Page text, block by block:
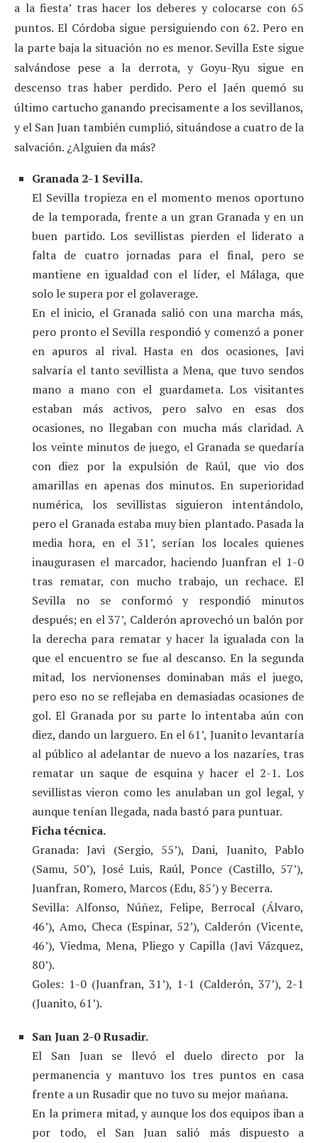
a la fiesta’ tras hacer los deberes y colocarse con 65
puntos. El Córdoba sigue persiguiendo con 62. Pero en
la parte baja la situación no es menor. Sevilla Este sigue
salvándose pese a la derrota, y Goyu-Ryu sigue en
descenso tras haber perdido. Pero el Jaén quemó su
último cartucho ganando precisamente a los sevillanos,
y el San Juan también cumplió, situándose a cuatro de la
salvación. ¿Alguien da más?
Granada 2-1 Sevilla.
El Sevilla tropieza en el momento menos oportuno
de la temporada, frente a un gran Granada y en un
buen partido. Los sevillistas pierden el liderato a
falta de cuatro jornadas para el final, pero se
mantiene en igualdad con el líder, el Málaga, que
solo le supera por el golaverage.
En el inicio, el Granada salió con una marcha más,
pero pronto el Sevilla respondió y comenzó a poner
en apuros al rival. Hasta en dos ocasiones, Javi
salvaría el tanto sevillista a Mena, que tuvo sendos
mano a mano con el guardameta. Los visitantes
estaban más activos, pero salvo en esas dos
ocasiones, no llegaban con mucha más claridad. A
los veinte minutos de juego, el Granada se quedaría
con diez por la expulsión de Raúl, que vio dos
amarillas en apenas dos minutos. En superioridad
numérica, los sevillistas siguieron intentándolo,
pero el Granada estaba muy bien plantado. Pasada la
media hora, en el 31’, serían los locales quienes
inaugurasen el marcador, haciendo Juanfran el 1-0
tras rematar, con mucho trabajo, un rechace. El
Sevilla no se conformó y respondió minutos
después; en el 37’, Calderón aprovechó un balón por
la derecha para rematar y hacer la igualada con la
que el encuentro se fue al descanso. En la segunda
mitad, los nervionenses dominaban más el juego,
pero eso no se reflejaba en demasiadas ocasiones de
gol. El Granada por su parte lo intentaba aún con
diez, dando un larguero. En el 61’, Juanito levantaría
al público al adelantar de nuevo a los nazaríes, tras
rematar un saque de esquina y hacer el 2-1. Los
sevillistas vieron como les anulaban un gol legal, y
aunque tenían llegada, nada bastó para puntuar.
Ficha técnica.
Granada: Javi (Sergio, 55’), Dani, Juanito, Pablo
(Samu, 50’), José Luis, Raúl, Ponce (Castillo, 57’),
Juanfran, Romero, Marcos (Edu, 85’) y Becerra.
Sevilla: Alfonso, Núñez, Felipe, Berrocal (Álvaro,
46’), Amo, Checa (Espinar, 52’), Calderón (Vicente,
46’), Viedma, Mena, Pliego y Capilla (Javi Vázquez,
80’).
Goles: 1-0 (Juanfran, 31’), 1-1 (Calderón, 37’), 2-1
(Juanito, 61’).
San Juan 2-0 Rusadir.
El San Juan se llevó el duelo directo por la
permanencia y mantuvo los tres puntos en casa
frente a un Rusadir que no tuvo su mejor mañana.
En la primera mitad, y aunque los dos equipos iban a
por todo, el San Juan salió más dispuesto a